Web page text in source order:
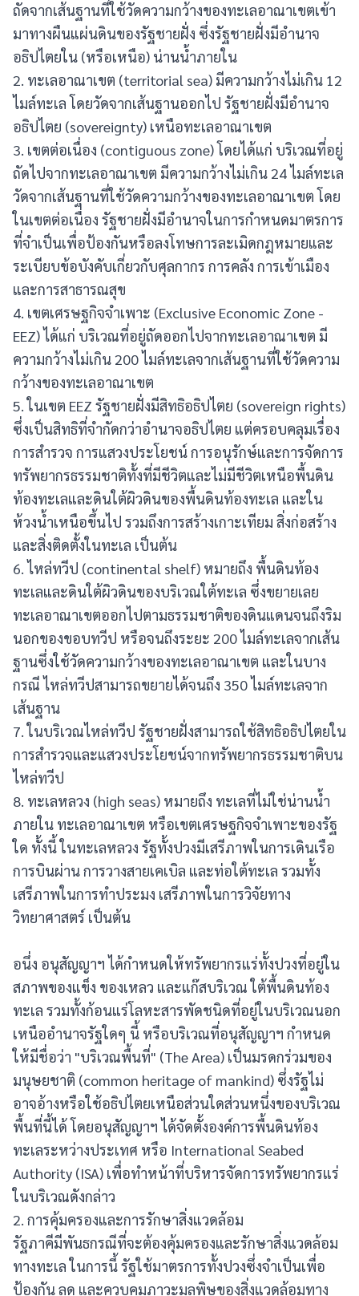
ถัดจากเส้นฐานที่ใช้วัดความกว้างของทะเลอาณาเขตเข้า
มาทางผืนแผ่นดินของรัฐชายฝั่ง ซึ่งรัฐชายฝั่งมีอำนาจ
อธิปไตยใน (หรือเหนือ) น่านน้ำภายใน
2. ทะเลอาณาเขต (territorial sea) มีความกว้างไม่เกิน 12
ไมล์ทะเล โดยวัดจากเส้นฐานออกไป รัฐชายฝั่งมีอำนาจ
อธิปไตย (sovereignty) เหนือทะเลอาณาเขต
3. เขตต่อเนื่อง (contiguous zone) โดยได้แก่ บริเวณที่อยู่
ถัดไปจากทะเลอาณาเขต มีความกว้างไม่เกิน 24 ไมล์ทะเล
วัดจากเส้นฐานที่ใช้วัดความกว้างของทะเลอาณาเขต โดย
ในเขตต่อเนื่อง รัฐชายฝั่งมีอำนาจในการกำหนดมาตรการ
ที่จำเป็นเพื่อป้องกันหรือลงโทษการละเมิดกฎหมายและ
ระเบียบข้อบังคับเกี่ยวกับศุลกากร การคลัง การเข้าเมือง
และการสาธารณสุข
4. เขตเศรษฐกิจจำเพาะ (Exclusive Economic Zone -
EEZ) ได้แก่ บริเวณที่อยู่ถัดออกไปจากทะเลอาณาเขต มี
ความกว้างไม่เกิน 200 ไมล์ทะเลจากเส้นฐานที่ใช้วัดความ
กว้างของทะเลอาณาเขต
5. ในเขต EEZ รัฐชายฝั่งมีสิทธิอธิปไตย (sovereign rights)
ซึ่งเป็นสิทธิที่จำกัดกว่าอำนาจอธิปไตย แต่ครอบคลุมเรื่อง
การสำรวจ การแสวงประโยชน์ การอนุรักษ์และการจัดการ
ทรัพยากรธรรมชาติทั้งที่มีชีวิตและไม่มีชีวิตเหนือพื้นดิน
ท้องทะเลและดินใต้ผิวดินของพื้นดินท้องทะเล และใน
ห้วงน้ำเหนือขึ้นไป รวมถึงการสร้างเกาะเทียม สิ่งก่อสร้าง
และสิ่งติดตั้งในทะเล เป็นต้น
6. ไหล่ทวีป (continental shelf) หมายถึง พื้นดินท้อง
ทะเลและดินใต้ผิวดินของบริเวณใต้ทะเล ซึ่งขยายเลย
ทะเลอาณาเขตออกไปตามธรรมชาติของดินแดนจนถึงริม
นอกของขอบทวีป หรือจนถึงระยะ 200 ไมล์ทะเลจากเส้น
ฐานซึ่งใช้วัดความกว้างของทะเลอาณาเขต และในบาง
กรณี ไหล่ทวีปสามารถขยายได้จนถึง 350 ไมล์ทะเลจาก
เส้นฐาน
7. ในบริเวณไหล่ทวีป รัฐชายฝั่งสามารถใช้สิทธิอธิปไตยใน
การสำรวจและแสวงประโยชน์จากทรัพยากรธรรมชาติบน
ไหล่ทวีป
8. ทะเลหลวง (high seas) หมายถึง ทะเลที่ไม่ใช่น่านน้ำ
ภายใน ทะเลอาณาเขต หรือเขตเศรษฐกิจจำเพาะของรัฐ
ใด ทั้งนี้ ในทะเลหลวง รัฐทั้งปวงมีเสรีภาพในการเดินเรือ
การบินผ่าน การวางสายเคเบิล และท่อใต้ทะเล รวมทั้ง
เสรีภาพในการทำประมง เสรีภาพในการวิจัยทาง
วิทยาศาสตร์ เป็นต้น
อนึ่ง อนุสัญญาฯ ได้กำหนดให้ทรัพยากรแร่ทั้งปวงที่อยู่ใน
สภาพของแข็ง ของเหลว และแก๊สบริเวณ ใต้พื้นดินท้อง
ทะเล รวมทั้งก้อนแร่โลหะสารพัดชนิดที่อยู่ในบริเวณนอก
เหนืออำนาจรัฐใดๆ นี้ หรือบริเวณที่อนุสัญญาฯ กำหนด
ให้มีชื่อว่า "บริเวณพื้นที่" (The Area) เป็นมรดกร่วมของ
มนุษยชาติ (common heritage of mankind) ซึ่งรัฐไม่
อาจอ้างหรือใช้อธิปไตยเหนือส่วนใดส่วนหนึ่งของบริเวณ
พื้นที่นี้ได้ โดยอนุสัญญาฯ ได้จัดตั้งองค์การพื้นดินท้อง
ทะเลระหว่างประเทศ หรือ International Seabed
Authority (ISA) เพื่อทำหน้าที่บริหารจัดการทรัพยากรแร่
ในบริเวณดังกล่าว
2. การคุ้มครองและการรักษาสิ่งแวดล้อม
รัฐภาคีมีพันธกรณีที่จะต้องคุ้มครองและรักษาสิ่งแวดล้อม
ทางทะเล ในการนี้ รัฐใช้มาตรการทั้งปวงซึ่งจำเป็นเพื่อ
ป้องกัน ลด และควบคุมภาวะมลพิษของสิ่งแวดล้อมทาง
สมัครสมาชิก
การสมัครสมาชิกเรียบร้อยแล้ว
บันทึกสำเร็จ
การบันทึกของคุณเรียบร้อยเเล้ว